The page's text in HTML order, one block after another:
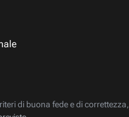
di buona fede e di correttezza,